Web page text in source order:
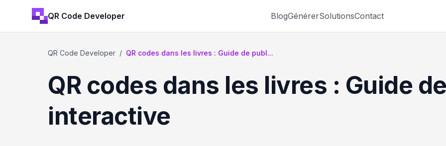
QR Code Developer BlogGénérerSolutionsContact
QR Code Developer / QR codes dans les livres : Guide de publ...
QR codes dans les livres : Guide
interactive